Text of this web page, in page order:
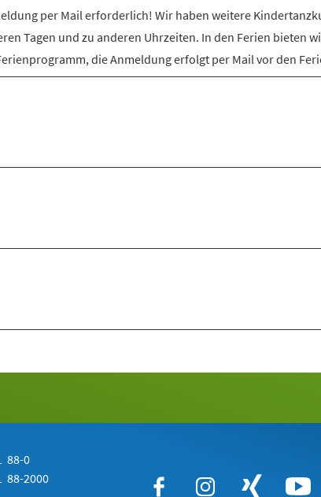
per Mail erforderlich! Wir haben weitere
Tagen und zu anderen Uhrzeiten. In den Ferien bieten
die Anmeldung erfolgt per Mail vor den
88-0
88-2000